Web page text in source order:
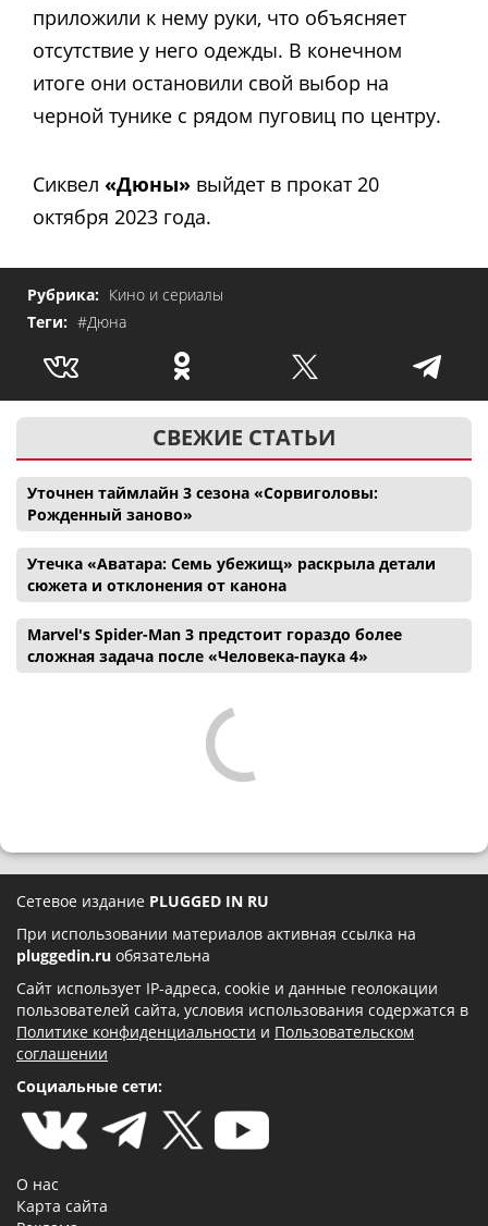
приложили к нему руки, что объясняет
отсутствие у него одежды. В конечном
итоге они остановили свой выбор на
черной тунике с рядом пуговиц по центру.
Сиквел «Дюны» выйдет в прокат 20
октября 2023 года.
Рубрика: Кино и сериалы
Теги: #Дюна
СВЕЖИЕ СТАТЬИ
Уточнен таймлайн 3 сезона «Сорвиголовы:
Рожденный заново»
Утечка «Аватара: Семь убежищ» раскрыла детали
сюжета и отклонения от канона
Marvel's Spider-Man 3 предстоит гораздо более
сложная задача после «Человека-паука 4»
Сетевое издание PLUGGED IN RU
При использовании материалов активная ссылка на
pluggedin.ru обязательна
Сайт использует IP-адреса, cookie и данные геолокации
пользователей сайта, условия использования содержатся в
Политике конфиденциальности и Пользовательском
соглашении
Социальные сети:
О нас
Карта сайта